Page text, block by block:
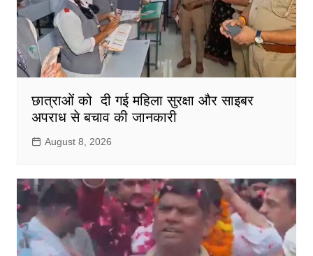
छात्राओं को दी गई महिला सुरक्षा और साइबर
अपराध से बचाव की जानकारी
August 8, 2026